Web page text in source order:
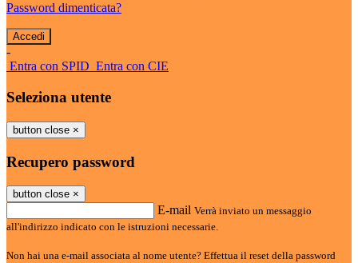
Password dimenticata?
-
Entra con SPID Entra con CIE
Seleziona utente
button close ×
Recupero password
button close ×
E-mail Verrà inviato un messaggio
all'indirizzo indicato con le istruzioni necessarie.
Non hai una e-mail associata al nome utente? Effettua il reset della password